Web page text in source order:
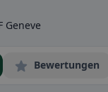
Geneve
Bewertungen